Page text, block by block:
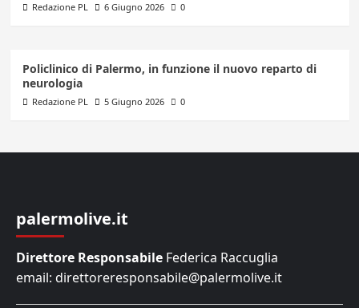
Redazione PL 6 Giugno 2026 0
Policlinico di Palermo, in funzione il nuovo reparto di
neurologia
Redazione PL 5 Giugno 2026 0
palermolive.it
Direttore Responsabile Federica Raccuglia
email: direttoreresponsabile@palermolive.it